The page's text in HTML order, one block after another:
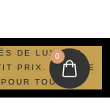
DE LUXE AU
PRIX. LONGUE
TOUS.
0